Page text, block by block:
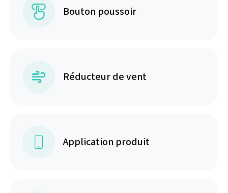
Bouton poussoir
Réducteur de vent
Application produit